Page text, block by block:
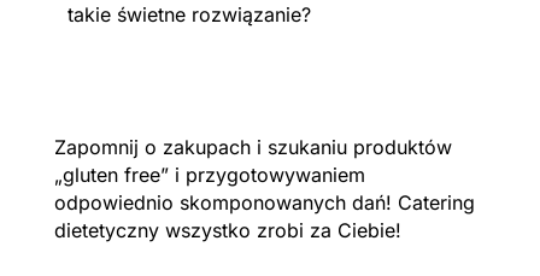
takie świetne rozwiązanie?
Zapomnij o zakupach i szukaniu produktów
„gluten free” i przygotowywaniem
odpowiednio skomponowanych dań! Catering
dietetyczny wszystko zrobi za Ciebie!